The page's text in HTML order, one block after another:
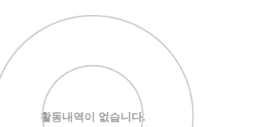
활동내역이 없습니다.